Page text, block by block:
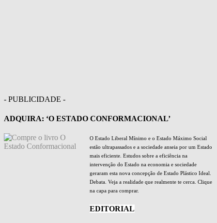
- PUBLICIDADE -
ADQUIRA: ‘O ESTADO CONFORMACIONAL’
O Estado Liberal Mínimo e o Estado Máximo Social
estão ultrapassados e a sociedade anseia por um Estado
mais eficiente. Estudos sobre a eficiência na
intervenção do Estado na economia e sociedade
geraram esta nova concepção de Estado Plástico Ideal.
Debata. Veja a realidade que realmente te cerca. Clique
na capa para comprar.
EDITORIAL